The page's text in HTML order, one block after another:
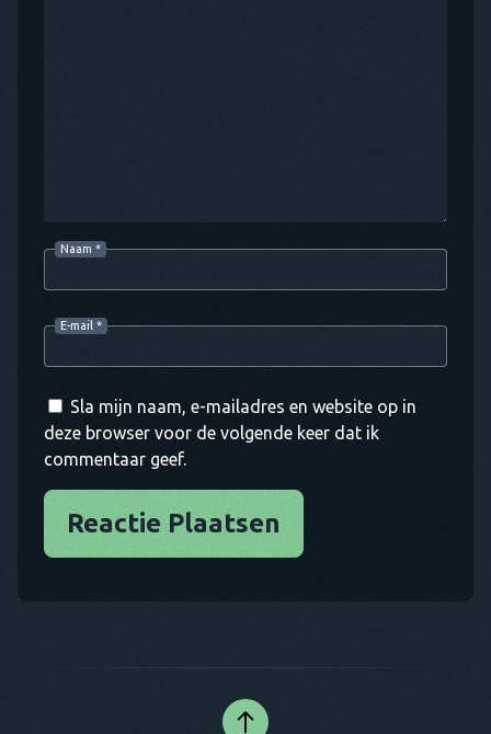
Naam *
E-mail *
Sla mijn naam, e-mailadres en website op in
deze browser voor de volgende keer dat ik
commentaar geef.
Reactie Plaatsen